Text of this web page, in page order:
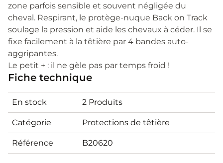
zone parfois sensible et souvent négligée du
cheval. Respirant, le protège-nuque Back on Track
soulage la pression et aide les chevaux à céder. Il se
fixe facilement à la têtière par 4 bandes auto-
aggripantes.
Le petit + : il ne gèle pas par temps froid !
Fiche technique
En stock 2 Produits
Catégorie Protections de têtière
Référence B20620